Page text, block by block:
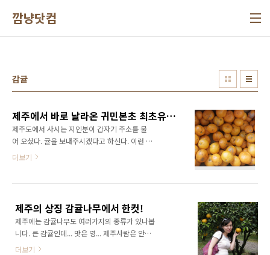
깜냥닷컴
감귤
제주에서 바로 날라온 귀민본초 최초유기농감귤
제주도에서 사시는 지인분이 갑자기 주소를 물
어 오셨다. 귤을 보내주시겠다고 하신다. 이런 황
송한 일이 어디 있나? 원래 이런 걸 마다하지 않
기농감귤은 태어나서 처음으로 먹어본 것 같다.
예전에 제주도에 여행 갔을 때 밭에서 따 먹어본
기억은 있지만 유기농은 아니었던 같으니 말이
다. 블로그를 하면서 이렇게 자발적으로 리뷰를
더보기
제주의 상징 감귤나무에서 한컷!
제주에는 감귤나무도 여러가지의 종류가 있나봅
니다. 큰 감귤인데... 맛은 영... 제주사람은 안먹
는 감귤이라는데... 어떤 아줌마가 저걸 2,000원
더보기